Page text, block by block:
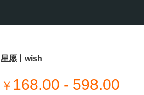
星愿丨wish
￥ 168.00 - 598.00